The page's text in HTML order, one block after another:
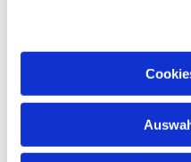
Die musikalische
übernehmen das Duo
Christoph Süßer an der
auf dem Kirchhof. Die
Hoffmann.